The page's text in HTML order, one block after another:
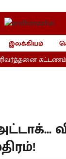
இலக்கியம்
கட்டணம்